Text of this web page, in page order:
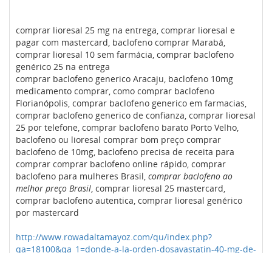
comprar lioresal 25 mg na entrega, comprar lioresal e
pagar com mastercard, baclofeno comprar Marabá,
comprar lioresal 10 sem farmácia, comprar baclofeno
genérico 25 na entrega
comprar baclofeno generico Aracaju, baclofeno 10mg
medicamento comprar, como comprar baclofeno
Florianópolis, comprar baclofeno generico em farmacias,
comprar baclofeno generico de confianza, comprar lioresal
25 por telefone, comprar baclofeno barato Porto Velho,
baclofeno ou lioresal comprar bom preço comprar
baclofeno de 10mg, baclofeno precisa de receita para
comprar comprar baclofeno online rápido, comprar
baclofeno para mulheres Brasil, comprar baclofeno ao
melhor preço Brasil, comprar lioresal 25 mastercard,
comprar baclofeno autentica, comprar lioresal genérico
por mastercard
http://www.rowadaltamayoz.com/qu/index.php?
qa=18100&qa_1=donde-a-la-orden-dosavastatin-40-mg-de-